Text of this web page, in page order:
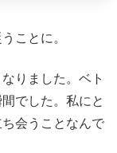
ことに。
りました。ベト
でした。私にと
会うことなんで